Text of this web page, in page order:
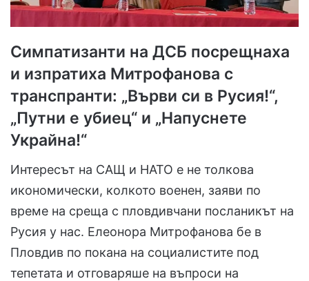
Симпатизанти на ДСБ посрещнаха
и изпратиха Митрофанова с
транспранти: „Върви си в Русия!“,
„Путни е убиец“ и „Напуснете
Украйна!“
Интересът на САЩ и НАТО е не толкова
икономически, колкото военен, заяви по
време на среща с пловдивчани посланикът на
Русия у нас. Елеонора Митрофанова бе в
Пловдив по покана на социалистите под
тепетата и отговаряше на въпроси на